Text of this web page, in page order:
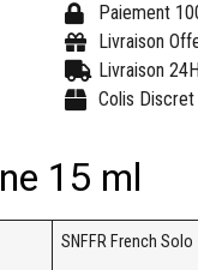
Paiement
Livraison
Livraison
Colis
15 ml
SNFFR French Solo